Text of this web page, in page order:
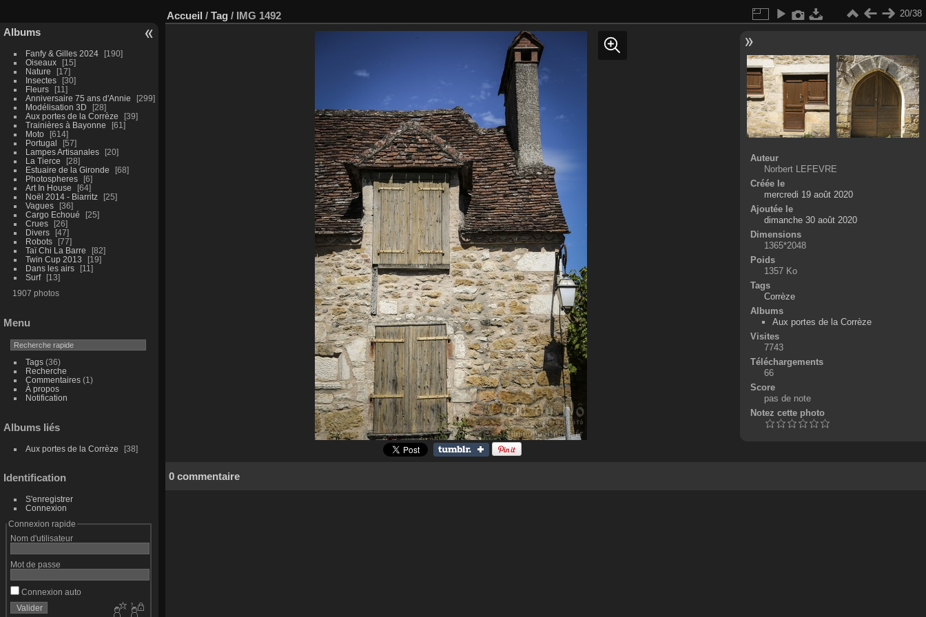
Albums
Fanfy & Gilles 2024
190
Oiseaux
15
Nature
17
Insectes
30
Fleurs
11
Anniversaire 75 ans d'Annie
299
Modélisation 3D
28
Aux portes de la Corrèze
39
Trainières à Bayonne
61
Moto
614
Portugal
57
Lampes Artisanales
20
La Tierce
28
Estuaire de la Gironde
68
Photospheres
6
Art In House
64
Noël 2014 - Biarritz
25
Vagues
36
Cargo Echoué
25
Crues
26
Divers
47
Robots
77
Taï Chi La Barre
82
Twin Cup 2013
19
Dans les airs
11
Surf
13
1907 photos
Menu
Tags(36)
Recherche
Commentaires(1)
À propos
Notification
Albums liés
Aux portes de la Corrèze 38
Identification
S'enregistrer
Connexion
Connexion rapide
Nom d'utilisateur
Mot de passe
Connexion auto
Accueil / Tag / IMG 1492 20/38
Auteur
Norbert LEFEVRE
Créée le
mercredi 19 août 2020
Ajoutée le
dimanche 30 août 2020
Dimensions
1365*2048
Poids
1357 Ko
Tags
Corrèze
Albums
Aux portes de la Corrèze
Visites
7743
Téléchargements
66
Score
pas de note
Notez cette photo
0 commentaire